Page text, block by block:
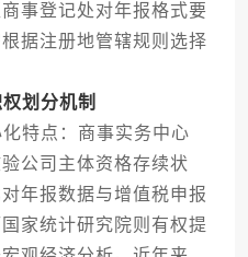
事登记处对年报格式要
据注册地管辖规则选择
划分机制
特点：商事实务中心
公司主体资格存续状
年报数据与增值税申报
家统计研究院则有权提